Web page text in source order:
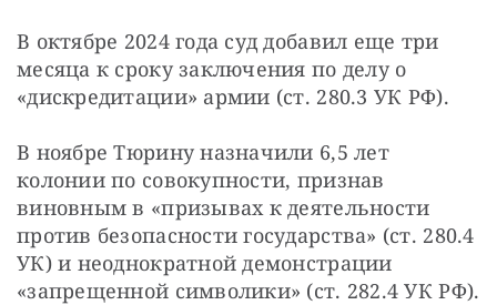
В октябре 2024 года суд добавил еще три
месяца к сроку заключения по делу о
«дискредитации» армии (ст. 280.3 УК РФ).
В ноябре Тюрину назначили 6,5 лет
колонии по совокупности, признав
виновным в «призывах к деятельности
против безопасности государства» (ст. 280.4
УК) и неоднократной демонстрации
«запрещенной символики» (ст. 282.4 УК РФ).